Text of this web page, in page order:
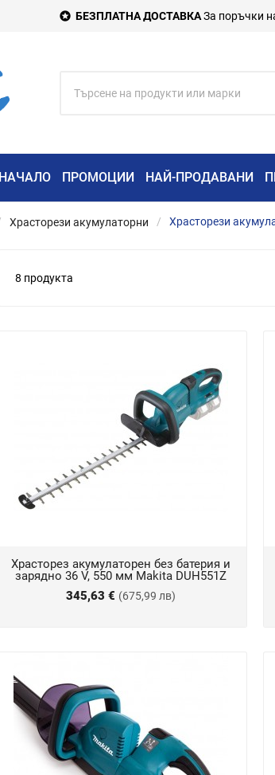
 БЕЗПЛАТНА ДОСТАВКАЗа поръчки
НАЧАЛО ПРОМОЦИИ НАЙ-ПРОДАВАНИ
Храсторези акумулаторни Храсторези
8 продукта
Храсторез акумулаторен без батерия и
зарядно 36 V, 550 мм Makita DUH551Z
345,63 € (675,99 лв)